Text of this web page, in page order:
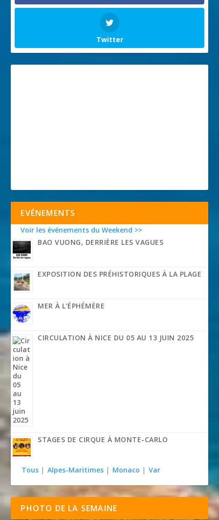
Twitter
EVÉNEMENTS
Voir les événements du Weekend >>
BAO VUONG, DERRIÈRE LES VAGUES
EXPOSITION DES PRÉHISTORIQUES À LA PLAGE
MER À L’ÉPHÉMÈRE
CIRCULATION À NICE DU 05 AU 13 JUIN 2025
STAGES DE CIRQUE À MONTE-CARLO
Tous | Alpes-Maritimes | Monaco | Var
PHOTO DE LA SEMAINE